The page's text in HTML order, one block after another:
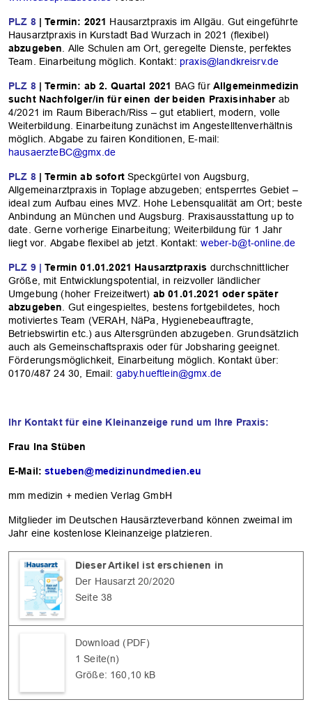
OK
PLZ 8 | Termin: 2021 Hausarztpraxis im Allgäu. Gut eingeführte
Hausarztpraxis in Kurstadt Bad Wurzach in 2021 (flexibel)
abzugeben . Alle Schulen am Ort, geregelte Dienste, perfektes
Team. Einarbeitung möglich. Kontakt: praxis@landkreisrv.de
PLZ 8 | Termin: ab 2. Quartal 2021 BAG für Allgemeinmedizin
sucht Nachfolger/in für einen der beiden Praxisinhaberab
4/2021 im Raum Biberach/Riss – gut etabliert, modern, volle
Weiterbildung. Einarbeitung zunächst im Angestelltenverhältnis
möglich. Abgabe zu fairen Konditionen, E-mail:
hausaerzteBC@gmx.de
PLZ 8 | Termin ab sofortSpeckgürtel von Augsburg,
Allgemeinarztpraxis in Toplage abzugeben; entsperrtes Gebiet –
ideal zum Aufbau eines MVZ. Hohe Lebensqualität am Ort; beste
Anbindung an München und Augsburg. Praxisausstattung up to
date. Gerne vorherige Einarbeitung; Weiterbildung für 1 Jahr
liegt vor. Abgabe flexibel ab jetzt. Kontakt:weber-b@t-online.de
PLZ 9 |Termin 01.01.2021 Hausarztpraxis durchschnittlicher
Größe, mit Entwicklungspotential, in reizvoller ländlicher
Umgebung (hoher Freizeitwert) ab 01.01.2021 oder später
abzugeben . Gut eingespieltes, bestens fortgebildetes, hoch
motiviertes Team (VERAH, NäPa, Hygienebeauftragte,
Betriebswirtin etc.) aus Altersgründen abzugeben. Grundsätzlich
auch als Gemeinschaftspraxis oder für Jobsharing geeignet.
Förderungsmöglichkeit, Einarbeitung möglich. Kontakt über:
0170/487 24 30, Email: gaby.hueftlein@gmx.de
Ihr Kontakt für eine Kleinanzeige rund um Ihre Praxis:
Frau Ina Stüben
E-Mail:stueben@medizinundmedien.eu
mm medizin + medien Verlag GmbH
Mitglieder im Deutschen Hausärzteverband können zweimal im
Jahr eine kostenlose Kleinanzeige platzieren.
Dieser Artikel ist erschienen in
Der Hausarzt 20/2020
Seite 38
Download (PDF)
1 Seite(n)
Größe: 160,10 kB